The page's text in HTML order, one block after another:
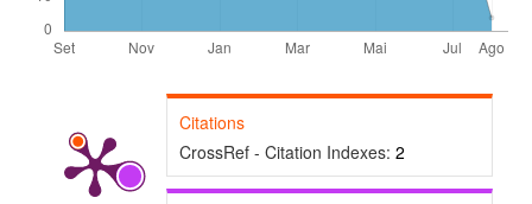
Citations
CrossRef - Citation Indexes: 2